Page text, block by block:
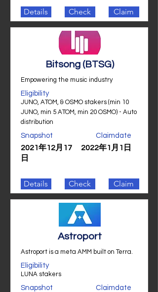
Details Check Claim
Bitsong (BTSG)
Empowering the music industry
Eligibility
JUNO, ATOM, & OSMO stakers (min 10
JUNO, min 5 ATOM, min 20 OSMO) - Auto
distribution
Snapshot
2021年12月17
日
Claimdate
2022年1月1日
Details Check Claim
Astroport
Astroport is a meta AMM built on Terra.
Eligibility
LUNA stakers
Snapshot Claimdate